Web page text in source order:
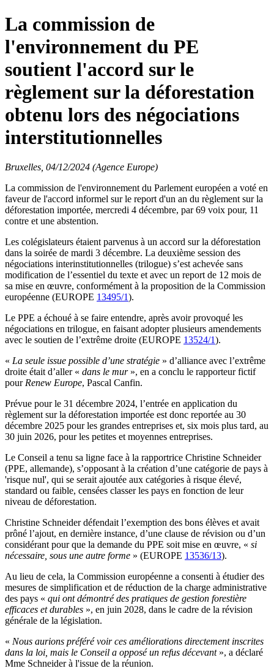
La commission de
l'environnement du PE
soutient l'accord sur le
règlement sur la déforestation
obtenu lors des négociations
interstitutionnelles
Bruxelles, 04/12/2024 (Agence Europe)
La commission de l'environnement du Parlement européen a voté en
faveur de l'accord informel sur le report d'un an du règlement sur la
déforestation importée, mercredi 4 décembre, par 69 voix pour, 11
contre et une abstention.
Les colégislateurs étaient parvenus à un accord sur la déforestation
dans la soirée de mardi 3 décembre. La deuxième session des
négociations interinstitutionnelles (trilogue) s’est achevée sans
modification de l’essentiel du texte et avec un report de 12 mois de
sa mise en œuvre, conformément à la proposition de la Commission
européenne (EUROPE 13495/1).
Le PPE a échoué à se faire entendre, après avoir provoqué les
négociations en trilogue, en faisant adopter plusieurs amendements
avec le soutien de l’extrême droite (EUROPE 13524/1).
« La seule issue possible d’une stratégie » d’alliance avec l’extrême
droite était d’aller « dans le mur », en a conclu le rapporteur fictif
pour Renew Europe, Pascal Canfin.
Prévue pour le 31 décembre 2024, l’entrée en application du
règlement sur la déforestation importée est donc reportée au 30
décembre 2025 pour les grandes entreprises et, six mois plus tard, au
30 juin 2026, pour les petites et moyennes entreprises.
Le Conseil a tenu sa ligne face à la rapportrice Christine Schneider
(PPE, allemande), s’opposant à la création d’une catégorie de pays à
'risque nul', qui se serait ajoutée aux catégories à risque élevé,
standard ou faible, censées classer les pays en fonction de leur
niveau de déforestation.
Christine Schneider défendait l’exemption des bons élèves et avait
prôné l’ajout, en dernière instance, d’une clause de révision ou d’un
considérant pour que la demande du PPE soit mise en œuvre, « si
nécessaire, sous une autre forme » (EUROPE 13536/13).
Au lieu de cela, la Commission européenne a consenti à étudier des
mesures de simplification et de réduction de la charge administrative
des pays « qui ont démontré des pratiques de gestion forestière
efficaces et durables », en juin 2028, dans le cadre de la révision
générale de la législation.
« Nous aurions préféré voir ces améliorations directement inscrites
dans la loi, mais le Conseil a opposé un refus décevant», a déclaré
Mme Schneider à l'issue de la réunion.